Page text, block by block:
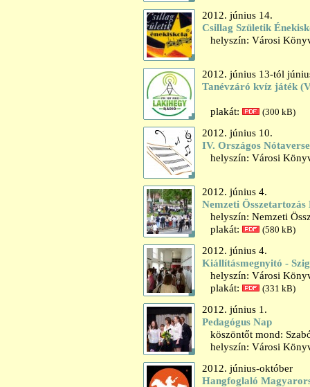
2012. június 14.
Csillag Születik
helyszín: Városi
2012. június 13-tól
Tanévzáró kvíz játék
plakát: (300 kB)
2012. június 10.
IV. Országos
helyszín: Városi
2012. június 4.
Nemzeti Összetartozás
helyszín: Nemzeti
plakát:
(580 kB)
2012. június 4.
Kiállításmegnyitó -
helyszín: Városi
plakát:
(331 kB)
2012. június 1.
Pedagógus Nap
köszöntőt mond:
helyszín: Városi
2012. június-október
Hangfoglaló